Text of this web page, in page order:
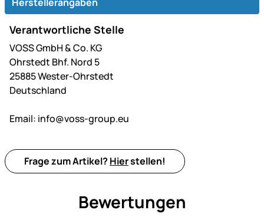
Verantwortliche Stelle
VOSS GmbH & Co. KG
Ohrstedt Bhf. Nord 5
25885 Wester-Ohrstedt
Deutschland
Email: info@voss-group.eu
Frage zum Artikel? Hierstellen!
Bewertungen